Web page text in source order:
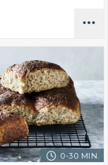
0-30 MIN.